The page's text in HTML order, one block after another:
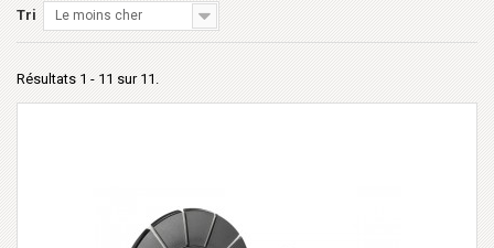
Tri Le moins cher
Résultats 1 - 11 sur 11.